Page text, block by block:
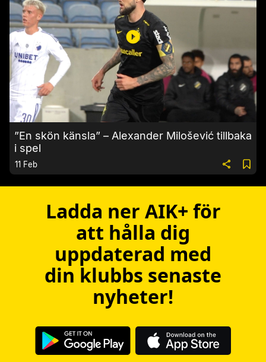
”En skön känsla” – Alexander Milošević tillbaka
i spel
11 Feb
Ladda ner AIK+ för
att hålla dig
uppdaterad med
din klubbs senaste
nyheter!